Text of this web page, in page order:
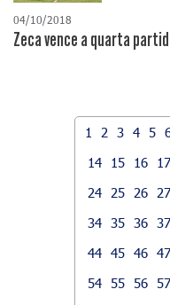
04/10/2018
Zeca vence a quarta
1 2 3 4 5
14
15 16 17
24
25 26 27
34 35 36 37
44 45 46 47
54 55 56 57